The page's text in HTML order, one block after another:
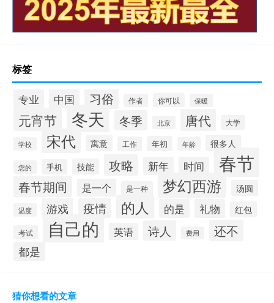
标签
专业 中国 习俗 作者 你可以 保暖
元宵节 冬天 冬季 北京 唐代 大学
学校 宋代 寓意 工作 年初 年龄 很多人
您的 手机 技能 攻略 新年 时间 春节
春节期间 是一个 是一种 梦幻西游 汤圆
温度 游戏 疫情 的人 的是 礼物 红包
考试 自己的 英语 诗人 费用 还不
都是
猜你想看的文章